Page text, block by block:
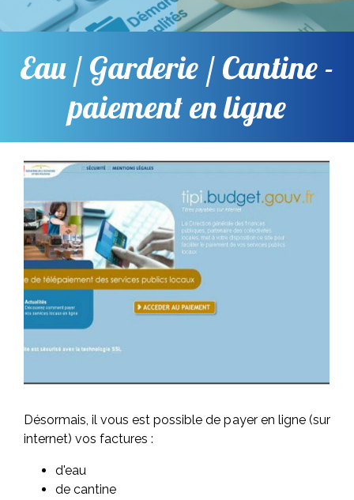
Eau / Garderie / Cantine -
paiement en ligne
Désormais, il vous est possible de payer en ligne (sur
internet) vos factures :
d'eau
de cantine